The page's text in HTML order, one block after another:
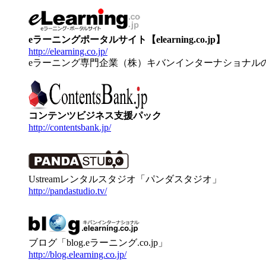
eラーニングポータルサイト【elearning.co.jp】
http://elearning.co.jp/
eラーニング専門企業（株）キバンインターナショナル
コンテンツビジネス支援パック
http://contentsbank.jp/
Ustreamレンタルスタジオ「パンダスタジオ」
http://pandastudio.tv/
ブログ「blog.eラーニング.co.jp」
http://blog.elearning.co.jp/